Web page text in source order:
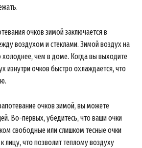
очков зимой заключается в
воздухом и стеклами. Зимой воздух на
чем в доме. Когда вы выходите
изнутри очков быстро охлаждается, что
очков зимой, вы можете
Во-первых, убедитесь, что ваши очки
свободные или слишком тесные очки
лицу, что позволит теплому воздуху